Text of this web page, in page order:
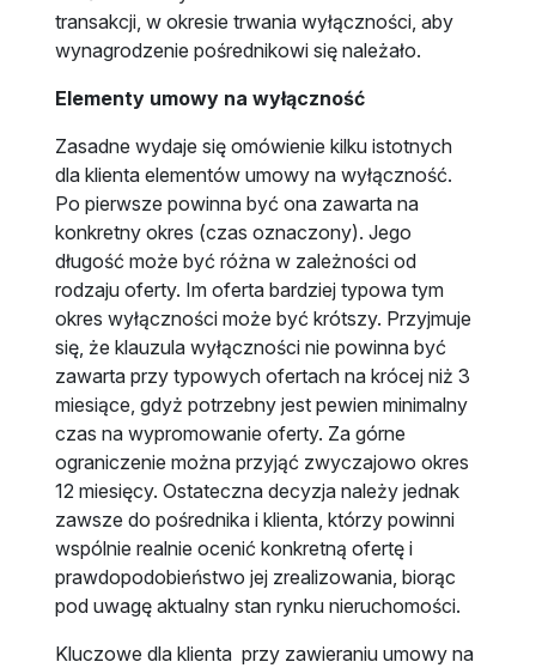
transakcji, w okresie trwania wyłączności, aby
wynagrodzenie pośrednikowi się należało.
Elementy umowy na wyłączność
Zasadne wydaje się omówienie kilku istotnych
dla klienta elementów umowy na wyłączność.
Po pierwsze powinna być ona zawarta na
konkretny okres (czas oznaczony). Jego
długość może być różna w zależności od
rodzaju oferty. Im oferta bardziej typowa tym
okres wyłączności może być krótszy. Przyjmuje
się, że klauzula wyłączności nie powinna być
zawarta przy typowych ofertach na krócej niż 3
miesiące, gdyż potrzebny jest pewien minimalny
czas na wypromowanie oferty. Za górne
ograniczenie można przyjąć zwyczajowo okres
12 miesięcy. Ostateczna decyzja należy jednak
zawsze do pośrednika i klienta, którzy powinni
wspólnie realnie ocenić konkretną ofertę i
prawdopodobieństwo jej zrealizowania, biorąc
pod uwagę aktualny stan rynku nieruchomości.
Kluczowe dla klienta przy zawieraniu umowy na